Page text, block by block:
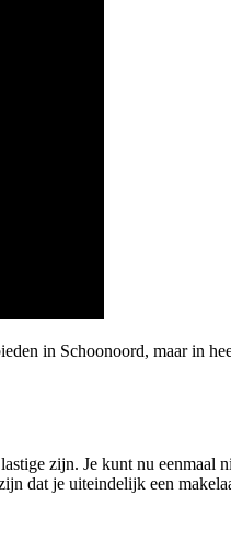
in Schoonoord, maar in
zijn. Je kunt nu
dat je uiteindelijk een